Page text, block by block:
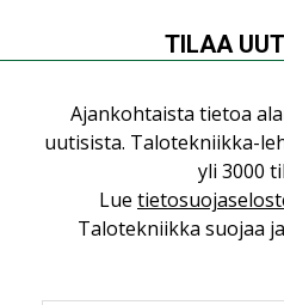
yhdistävät useita
AJANKOHTAISTA
Bravida sai LVI-
AJANKOHTAISTA,TILAAJILLE
TILAA
Ajankohtaista tietoa
uutisista. Talotekniikka-
yli 3000
Lue
Talotekniikka suojaa